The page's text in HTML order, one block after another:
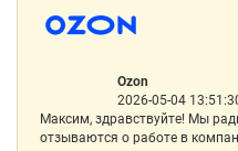
Ozon
2026-05-04
Максим, здравствуйте! Мы
отзываются о работе в